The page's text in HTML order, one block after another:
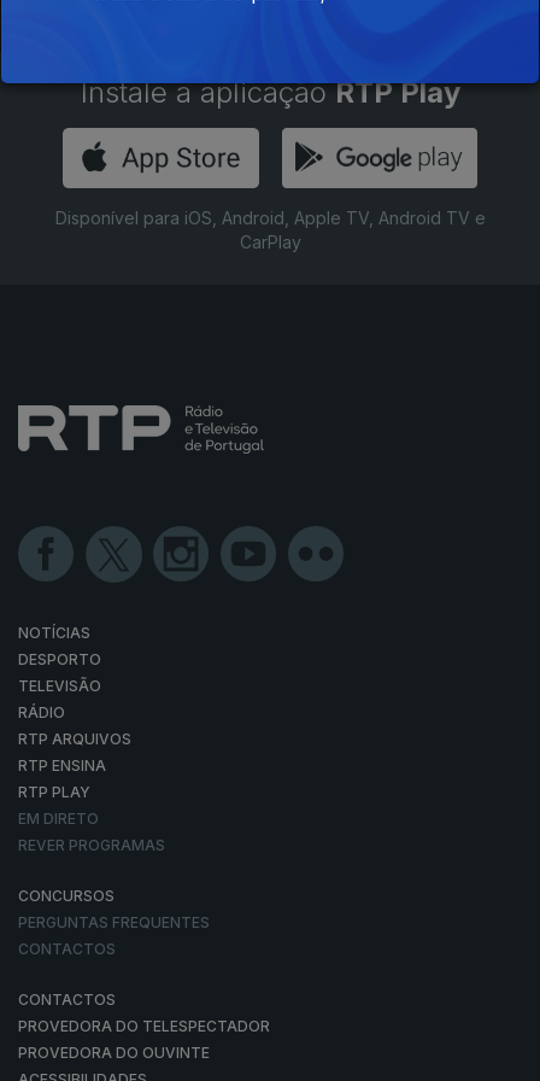
Instale a aplicaçãoRTP Play
Disponível para iOS, Android, Apple TV, Android TV e
CarPlay
NOTÍCIAS
DESPORTO
TELEVISÃO
RÁDIO
RTP ARQUIVOS
RTP ENSINA
RTP PLAY
EM DIRETO
REVER PROGRAMAS
CONCURSOS
PERGUNTAS FREQUENTES
CONTACTOS
CONTACTOS
PROVEDORA DO TELESPECTADOR
PROVEDORA DO OUVINTE